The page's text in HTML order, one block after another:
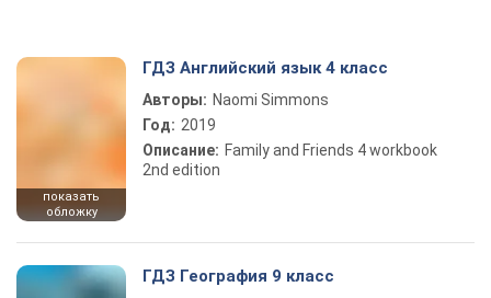
показать
обложку
ГДЗ Английский язык 4 класс
Авторы: Naomi Simmons
Год: 2019
Описание: Family and Friends 4 workbook
2nd edition
ГДЗ География 9 класс